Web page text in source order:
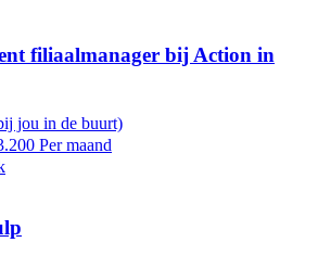
filiaalmanager bij Action in
jou in de buurt)
Per maand